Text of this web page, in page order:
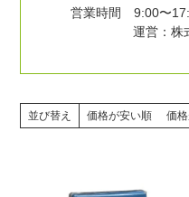
営業時間 9:00〜
運営：株
並び替え 価格が安い順 価